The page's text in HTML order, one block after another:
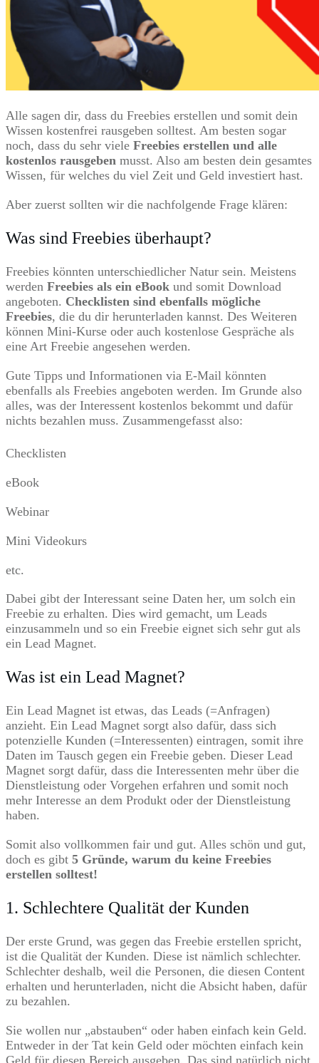
Alle sagen dir, dass du Freebies erstellen und somit dein
Wissen kostenfrei rausgeben solltest. Am besten sogar
noch, dass du sehr viele Freebies erstellen und alle
kostenlos rausgeben musst. Also am besten dein gesamtes
Wissen, für welches du viel Zeit und Geld investiert hast.
Aber zuerst sollten wir die nachfolgende Frage klären:
Was sind Freebies überhaupt?
Freebies könnten unterschiedlicher Natur sein. Meistens
werden Freebies als ein eBook und somit Download
angeboten. Checklisten sind ebenfalls mögliche
Freebies, die du dir herunterladen kannst. Des Weiteren
können Mini-Kurse oder auch kostenlose Gespräche als
eine Art Freebie angesehen werden.
Gute Tipps und Informationen via E-Mail könnten
ebenfalls als Freebies angeboten werden. Im Grunde also
alles, was der Interessent kostenlos bekommt und dafür
nichts bezahlen muss. Zusammengefasst also:
Checklisten
eBook
Webinar
Mini Videokurs
etc.
Dabei gibt der Interessant seine Daten her, um solch ein
Freebie zu erhalten. Dies wird gemacht, um Leads
einzusammeln und so ein Freebie eignet sich sehr gut als
ein Lead Magnet.
Was ist ein Lead Magnet?
Ein Lead Magnet ist etwas, das Leads (=Anfragen)
anzieht. Ein Lead Magnet sorgt also dafür, dass sich
potenzielle Kunden (=Interessenten) eintragen, somit ihre
Daten im Tausch gegen ein Freebie geben. Dieser Lead
Magnet sorgt dafür, dass die Interessenten mehr über die
Dienstleistung oder Vorgehen erfahren und somit noch
mehr Interesse an dem Produkt oder der Dienstleistung
haben.
Somit also vollkommen fair und gut. Alles schön und gut,
doch es gibt 5 Gründe, warum du keine Freebies
erstellen solltest!
1. Schlechtere Qualität der Kunden
Der erste Grund, was gegen das Freebie erstellen spricht,
ist die Qualität der Kunden. Diese ist nämlich schlechter.
Schlechter deshalb, weil die Personen, die diesen Content
erhalten und herunterladen, nicht die Absicht haben, dafür
zu bezahlen.
Sie wollen nur „abstauben“ oder haben einfach kein Geld.
Entweder in der Tat kein Geld oder möchten einfach kein